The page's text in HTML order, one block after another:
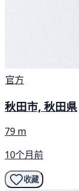
官方
秋田市, 秋田県
79 m
10个月前
收藏